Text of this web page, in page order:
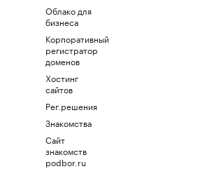
Облако для
бизнеса
Корпоративный
регистратор
доменов
Хостинг
сайтов
Рег.решения
Знакомства
Сайт
знакомств
podbor.ru